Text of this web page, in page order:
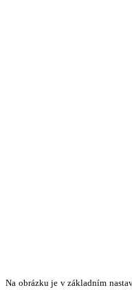
Na obrázku je v základním